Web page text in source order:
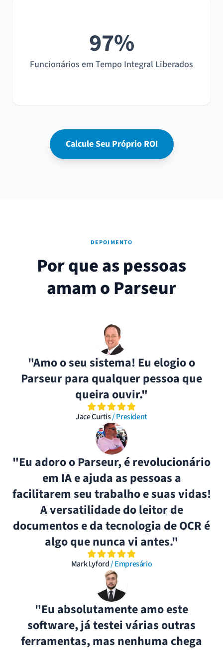
97%
Funcionários em Tempo Integral Liberados
Calcule Seu Próprio ROI
DEPOIMENTO
Por que as pessoas
amam o Parseur
"Amo o seu sistema! Eu elogio o
Parseur para qualquer pessoa que
queira ouvir."
Jace Curtis/ President
"Eu adoro o Parseur, é revolucionário
em IA e ajuda as pessoas a
facilitarem seu trabalho e suas vidas!
A versatilidade do leitor de
documentos e da tecnologia de OCR é
algo que nunca vi antes."
Mark Lyford/ Empresário
"Eu absolutamente amo este
software, já testei várias outras
ferramentas, mas nenhuma chega